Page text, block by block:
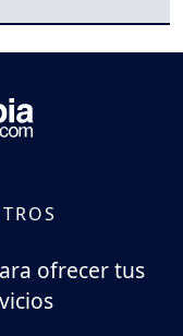
ofrecer tus